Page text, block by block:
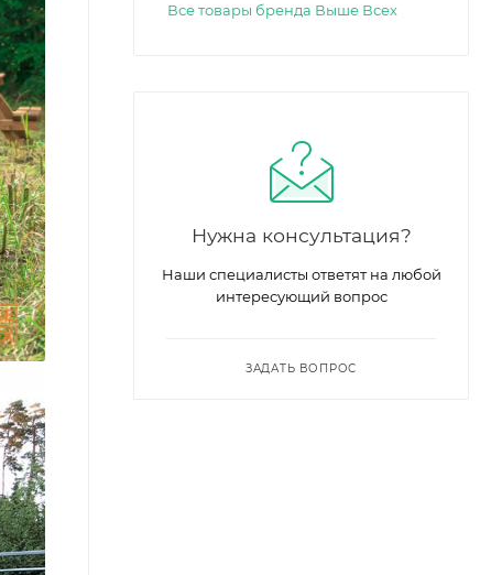
Все товары бренда Выше Всех
Нужна консультация?
Наши специалисты ответят на любой
интересующий вопрос
ЗАДАТЬ ВОПРОС